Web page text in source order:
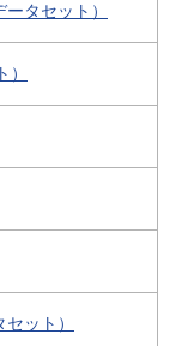
タセット）
ット）